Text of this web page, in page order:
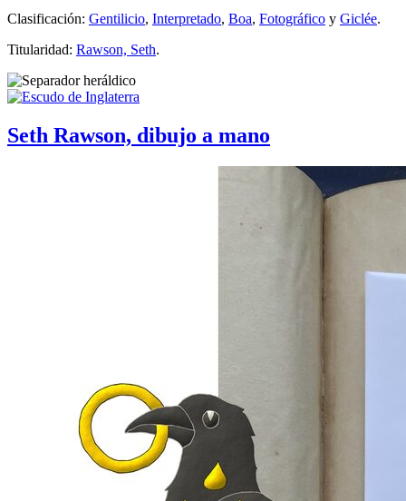
Clasificación: Gentilicio, Interpretado, Boa, Fotográfico y Giclée.
Titularidad: Rawson, Seth.
Seth Rawson, dibujo a mano